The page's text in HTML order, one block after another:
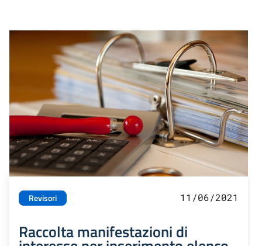
Revisori 11/06/2021
Raccolta manifestazioni di